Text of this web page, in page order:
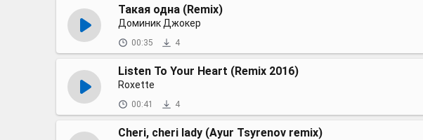
Такая одна (Remix)
Доминик Джокер
00:35 4
Listen To Your Heart (Remix 2016)
Roxette
00:41 4
Cheri, cheri lady (Ayur Tsyrenov remix)